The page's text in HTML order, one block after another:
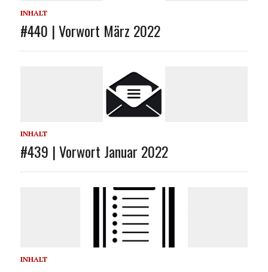
INHALT
#440 | Vorwort März 2022
INHALT
#439 | Vorwort Januar 2022
INHALT